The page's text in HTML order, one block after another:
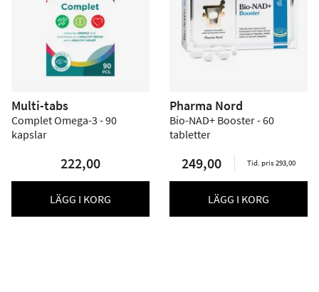
Multi-tabs
Complet Omega-3 - 90
kapslar
222,00
LÄGG I KORG
Pharma Nord
Bio-NAD+ Booster - 60
tabletter
249,00 Tid. pris 293,00
LÄGG I KORG